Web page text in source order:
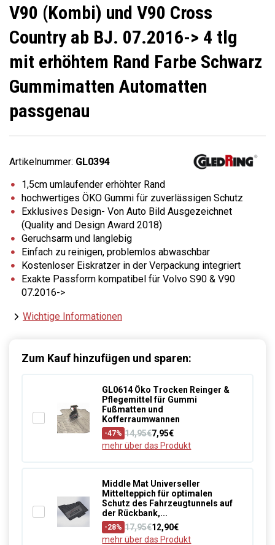
V90 (Kombi) und V90 Cross
Country ab BJ. 07.2016-> 4 tlg
mit erhöhtem Rand Farbe Schwarz
Gummimatten Automatten
passgenau
Artikelnummer: GL0394
1,5cm umlaufender erhöhter Rand
hochwertiges ÖKO Gummi für zuverlässigen Schutz
Exklusives Design- Von Auto Bild Ausgezeichnet
(Quality and Design Award 2018)
Geruchsarm und langlebig
Einfach zu reinigen, problemlos abwaschbar
Kostenloser Eiskratzer in der Verpackung integriert
Exakte Passform kompatibel für Volvo S90 & V90
07.2016->
Wichtige Informationen
Zum Kauf hinzufügen und sparen:
GL0614 Öko Trocken Reinger &
Pflegemittel für Gummi
Fußmatten und
Kofferraumwannen
-47% 14,95€7,95€
mehr über das Produkt
Middle Mat Universeller
Mittelteppich für optimalen
Schutz des Fahrzeugtunnels auf
der Rückbank,...
-28% 17,95€12,90€
mehr über das Produkt